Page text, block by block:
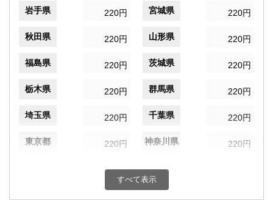
岩手県 220円 宮城県 220円
秋田県 220円 山形県 220円
福島県 220円 茨城県 220円
栃木県 220円 群馬県 220円
埼玉県 220円 千葉県 220円
東京都 220円 神奈川県 220円
220円 富山県
すべて表示